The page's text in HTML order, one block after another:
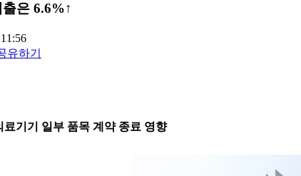
은 6.6%↑
유하기
기기 일부 품목 계약 종료 영향